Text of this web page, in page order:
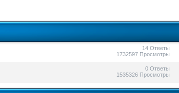
14 Ответы
1732597 Просмотры
0 Ответы
1535326 Просмотры